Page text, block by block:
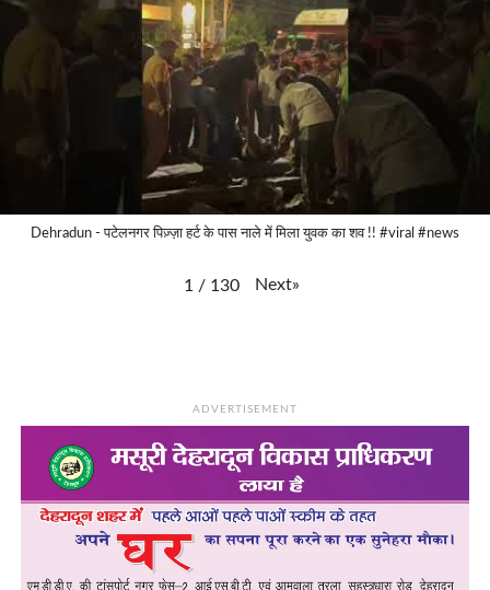
Dehradun - पटेलनगर पिज़्ज़ा हर्ट के पास नाले में मिला युवक का शव !! #viral #news
1 / 130 Next»
ADVERTISEMENT